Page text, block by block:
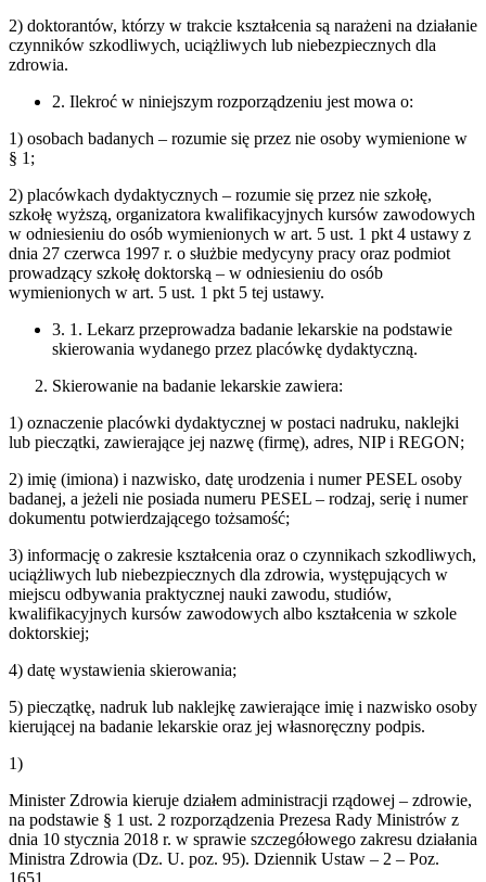
2) doktorantów, którzy w trakcie kształcenia są narażeni na działanie
czynników szkodliwych, uciążliwych lub niebezpiecznych dla
zdrowia.
2. Ilekroć w niniejszym rozporządzeniu jest mowa o:
1) osobach badanych – rozumie się przez nie osoby wymienione w
§ 1;
2) placówkach dydaktycznych – rozumie się przez nie szkołę,
szkołę wyższą, organizatora kwalifikacyjnych kursów zawodowych
w odniesieniu do osób wymienionych w art. 5 ust. 1 pkt 4 ustawy z
dnia 27 czerwca 1997 r. o służbie medycyny pracy oraz podmiot
prowadzący szkołę doktorską – w odniesieniu do osób
wymienionych w art. 5 ust. 1 pkt 5 tej ustawy.
3. 1. Lekarz przeprowadza badanie lekarskie na podstawie
skierowania wydanego przez placówkę dydaktyczną.
Skierowanie na badanie lekarskie zawiera:
1) oznaczenie placówki dydaktycznej w postaci nadruku, naklejki
lub pieczątki, zawierające jej nazwę (firmę), adres, NIP i REGON;
2) imię (imiona) i nazwisko, datę urodzenia i numer PESEL osoby
badanej, a jeżeli nie posiada numeru PESEL – rodzaj, serię i numer
dokumentu potwierdzającego tożsamość;
3) informację o zakresie kształcenia oraz o czynnikach szkodliwych,
uciążliwych lub niebezpiecznych dla zdrowia, występujących w
miejscu odbywania praktycznej nauki zawodu, studiów,
kwalifikacyjnych kursów zawodowych albo kształcenia w szkole
doktorskiej;
4) datę wystawienia skierowania;
5) pieczątkę, nadruk lub naklejkę zawierające imię i nazwisko osoby
kierującej na badanie lekarskie oraz jej własnoręczny podpis.
1)
Minister Zdrowia kieruje działem administracji rządowej – zdrowie,
na podstawie § 1 ust. 2 rozporządzenia Prezesa Rady Ministrów z
dnia 10 stycznia 2018 r. w sprawie szczegółowego zakresu działania
Ministra Zdrowia (Dz. U. poz. 95). Dziennik Ustaw – 2 – Poz.